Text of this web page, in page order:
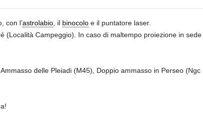
con l’astrolabio, il binocoloe il puntatore laser.
(Località Campeggio). In caso di maltempo proiezione in sede
delle Pleiadi (M45), Doppio ammasso in Perseo (Ngc